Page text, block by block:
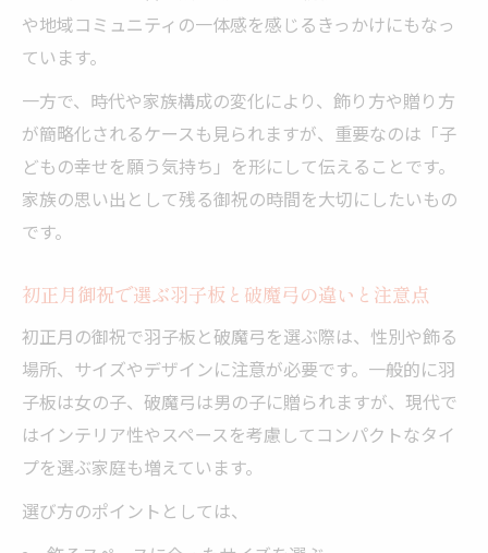
や地域コミュニティの一体感を感じるきっかけにもなっ
ています。
一方で、時代や家族構成の変化により、飾り方や贈り方
が簡略化されるケースも見られますが、重要なのは「子
どもの幸せを願う気持ち」を形にして伝えることです。
家族の思い出として残る御祝の時間を大切にしたいもの
です。
初正月御祝で選ぶ羽子板と破魔弓の違いと注意点
初正月の御祝で羽子板と破魔弓を選ぶ際は、性別や飾る
場所、サイズやデザインに注意が必要です。一般的に羽
子板は女の子、破魔弓は男の子に贈られますが、現代で
はインテリア性やスペースを考慮してコンパクトなタイ
プを選ぶ家庭も増えています。
選び方のポイントとしては、